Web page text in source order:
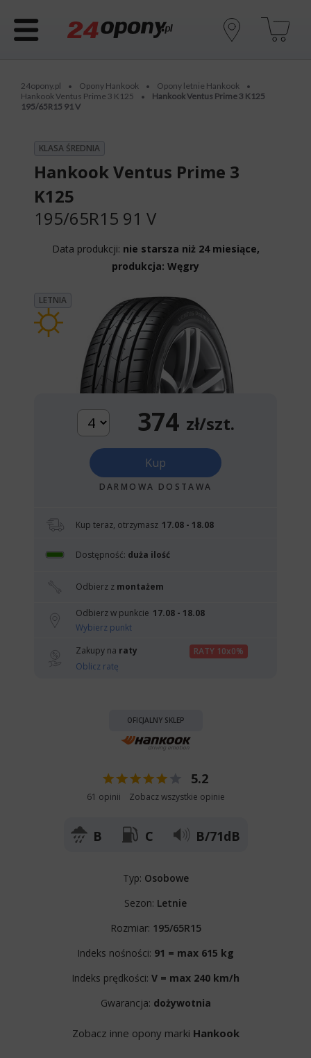
24opony.pl • Opony Hankook • Opony letnie Hankook •
Hankook Ventus Prime 3 K125 •
Hankook Ventus Prime 3 K125
195/65R15 91 V
KLASA ŚREDNIA
Hankook Ventus Prime 3
K125
195/65R15 91 V
Data produkcji: nie starsza niż 24 miesiące,
produkcja: Węgry
LETNIA
374 zł/szt.
Kup
DARMOWA DOSTAWA
Kup teraz, otrzymasz 17.08 - 18.08
Dostępność: duża ilość
Odbierz z montażem
Odbierz w punkcie 17.08 - 18.08
Wybierz punkt
Zakupy na raty
RATY 10x0%
Oblicz ratę
OFICJALNY SKLEP
5.2
61 opinii Zobacz wszystkie opinie
B C B/71dB
Typ: Osobowe
Sezon: Letnie
Rozmiar: 195/65R15
Indeks nośności: 91 = max 615 kg
Indeks prędkości: V = max 240 km/h
Gwarancja: dożywotnia
Zobacz inne opony marki Hankook